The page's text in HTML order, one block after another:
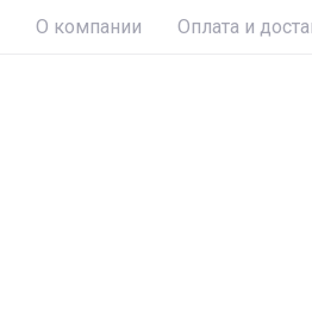
О компании Оплата и